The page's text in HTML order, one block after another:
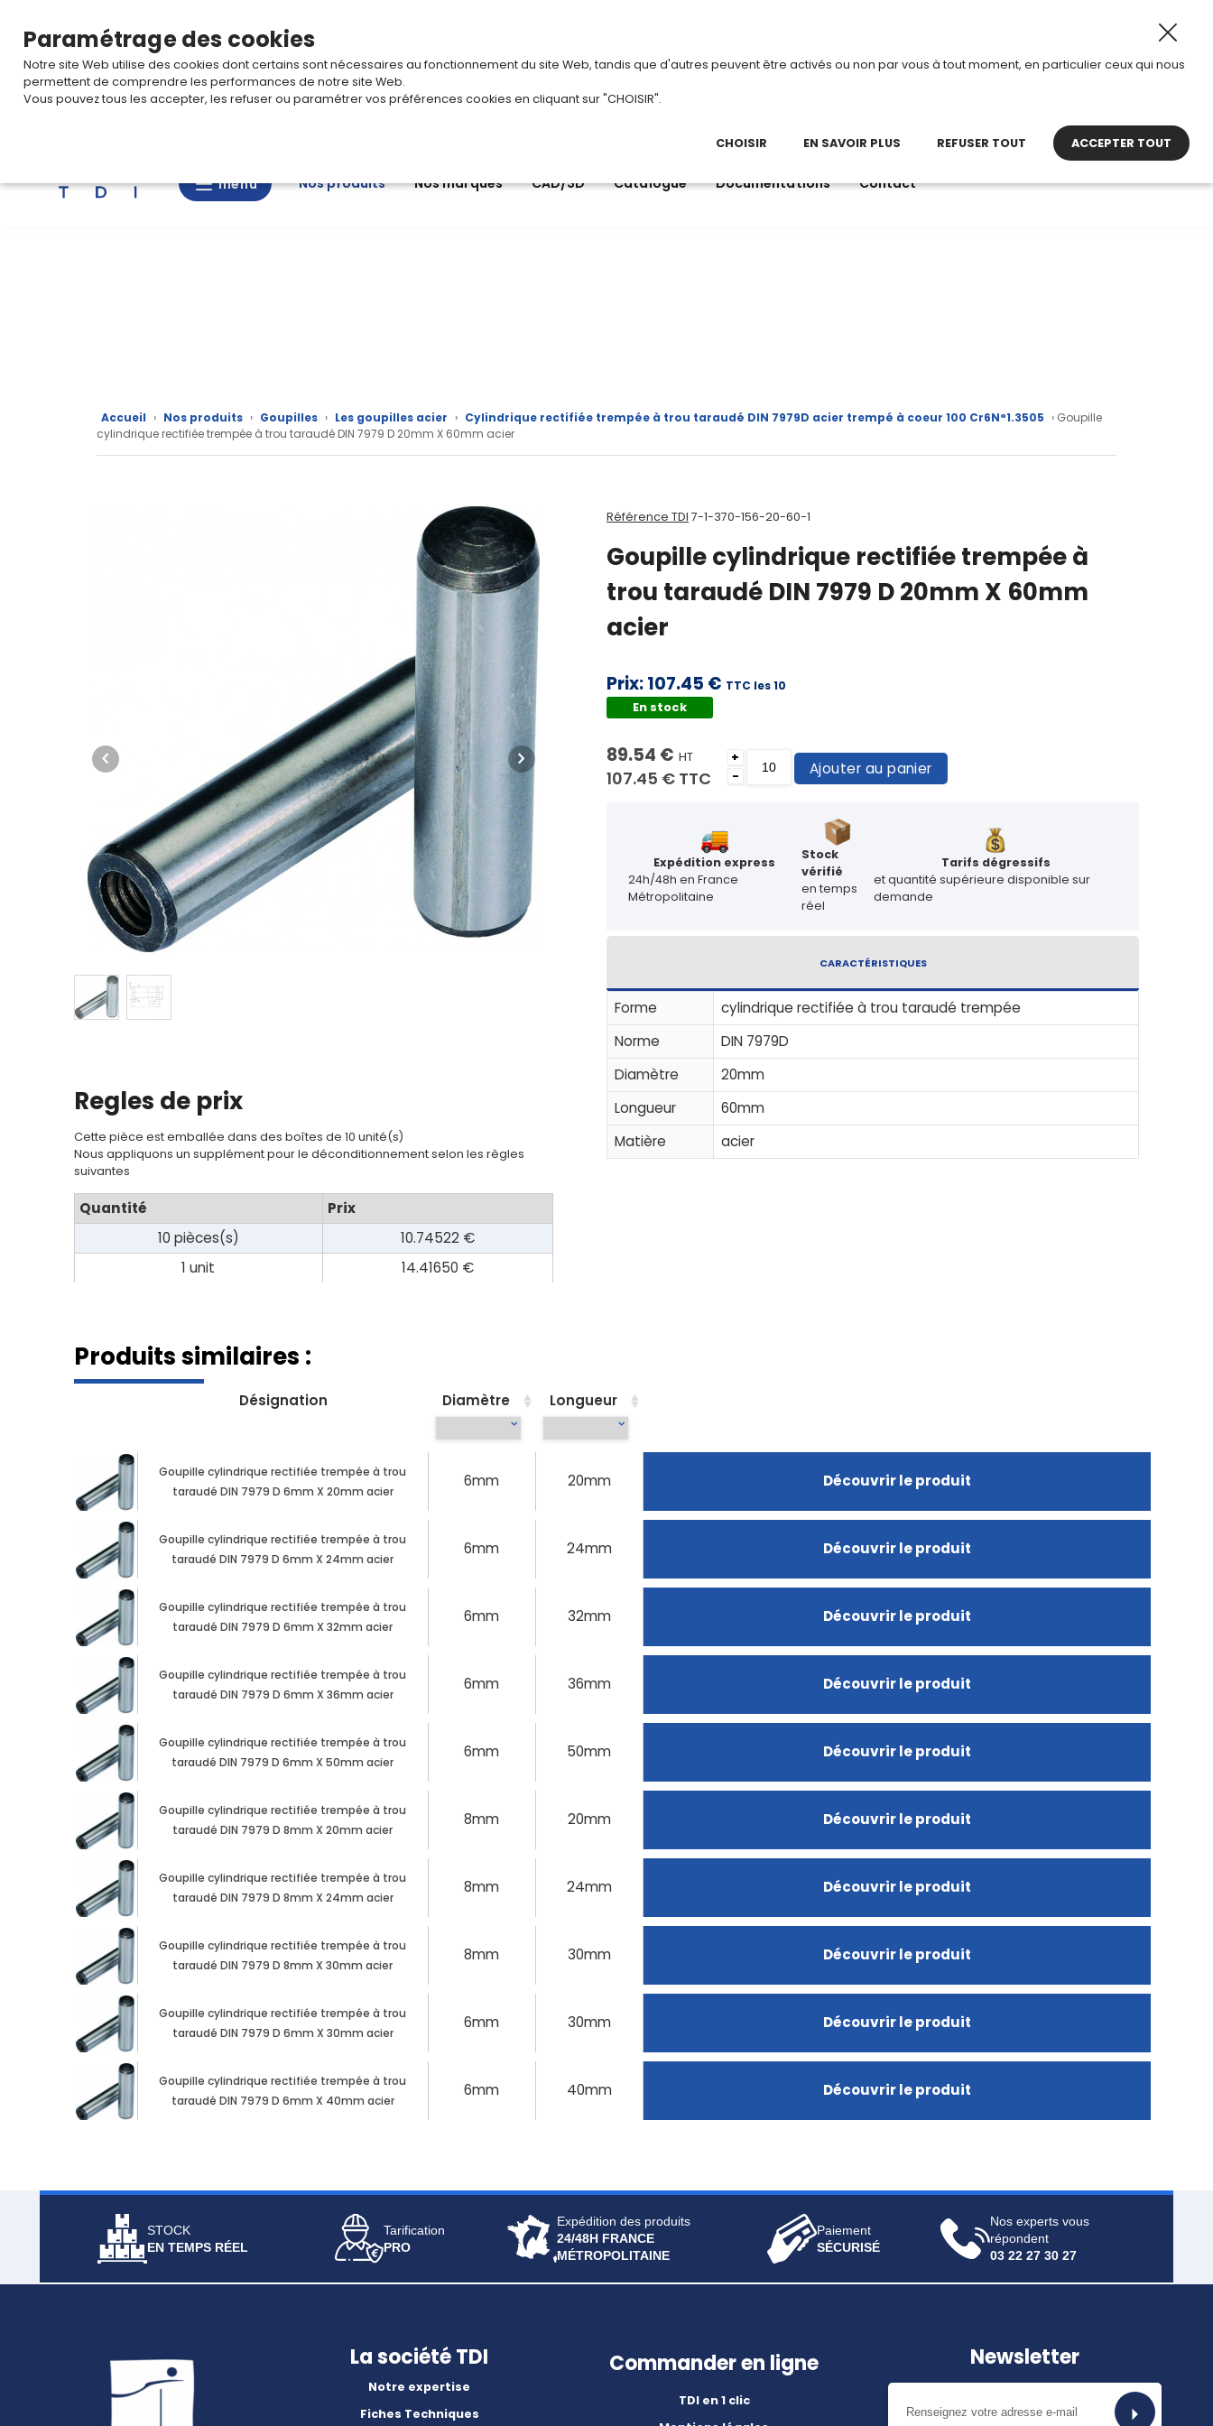
Du 3 au 28 août 2026, TDI passe en mode été. Horaires d’ouverture :
marques
Contact
menu
menu Nos produits Nos marques CAD/3D Catalogue Documentations Contact
Accueil › Nos produits › Goupilles › Les goupilles acier › Cylindrique rectifiée trempée à trou taraudé DIN 7979D acier trempé à coeur 100 Cr6N°1.3505 › Goupille
cylindrique rectifiée trempée à trou taraudé DIN 7979 D 20mm X 60mm acier
Regles de prix
Cette pièce est emballée dans des boîtes de 10 unité(s)
Nous appliquons un supplément pour le déconditionnement selon les règles
suivantes
Quantité
Prix
10 pièces(s)
10.74522 €
1 unit
14.41650 €
Référence TDI 7-1-370-156-20-60-1
Goupille cylindrique rectifiée trempée à
trou taraudé DIN 7979 D 20mm X 60mm
acier
Prix:107.45 € TTC les 10
En stock
89.54 € HT
107.45 € TTC
+
-
Ajouter au panier
Expédition express
24h/48h en France
Métropolitaine
Stock
vérifié
en temps
réel
Tarifs dégressifs
et quantité supérieure disponible sur
demande
CARACTÉRISTIQUES
Forme
cylindrique rectifiée à trou taraudé trempée
Norme
DIN 7979D
Diamètre
20mm
Longueur
60mm
Matière
acier
Produits similaires :
Désignation Diamètre Longueur
Goupille cylindrique rectifiée trempée à trou
taraudé DIN 7979 D 6mm X 20mm acier
6mm 20mm Découvrir le produit
Goupille cylindrique rectifiée trempée à trou
taraudé DIN 7979 D 6mm X 24mm acier
6mm 24mm Découvrir le produit
Goupille cylindrique rectifiée trempée à trou
taraudé DIN 7979 D 6mm X 32mm acier
6mm 32mm Découvrir le produit
Goupille cylindrique rectifiée trempée à trou
taraudé DIN 7979 D 6mm X 36mm acier
6mm 36mm Découvrir le produit
Goupille cylindrique rectifiée trempée à trou
taraudé DIN 7979 D 6mm X 50mm acier
6mm 50mm Découvrir le produit
Goupille cylindrique rectifiée trempée à trou
taraudé DIN 7979 D 8mm X 20mm acier
8mm 20mm Découvrir le produit
Goupille cylindrique rectifiée trempée à trou
taraudé DIN 7979 D 8mm X 24mm acier
8mm 24mm Découvrir le produit
Goupille cylindrique rectifiée trempée à trou
taraudé DIN 7979 D 8mm X 30mm acier
8mm 30mm Découvrir le produit
Goupille cylindrique rectifiée trempée à trou
taraudé DIN 7979 D 6mm X 30mm acier
6mm 30mm Découvrir le produit
Goupille cylindrique rectifiée trempée à trou
taraudé DIN 7979 D 6mm X 40mm acier
6mm 40mm Découvrir le produit
STOCK
EN TEMPS RÉEL
Tarification
PRO
Expédition des produits
24/48H FRANCE
MÉTROPOLITAINE
Paiement
SÉCURISÉ
Nos experts vous
répondent
03 22 27 30 27
La société TDI
Notre expertise
Fiches Techniques
Commander en ligne
TDI en 1 clic
Newsletter
Paramétrage des cookies
Notre site Web utilise des cookies dont certains sont nécessaires au fonctionnement du site Web, tandis que d'autres peuvent être activés ou non par vous à tout moment, en particulier ceux qui nous
permettent de comprendre les performances de notre site Web.
Vous pouvez tous les accepter, les refuser ou paramétrer vos préférences cookies en cliquant sur "CHOISIR".
CHOISIR EN SAVOIR PLUS REFUSER TOUT ACCEPTER TOUT